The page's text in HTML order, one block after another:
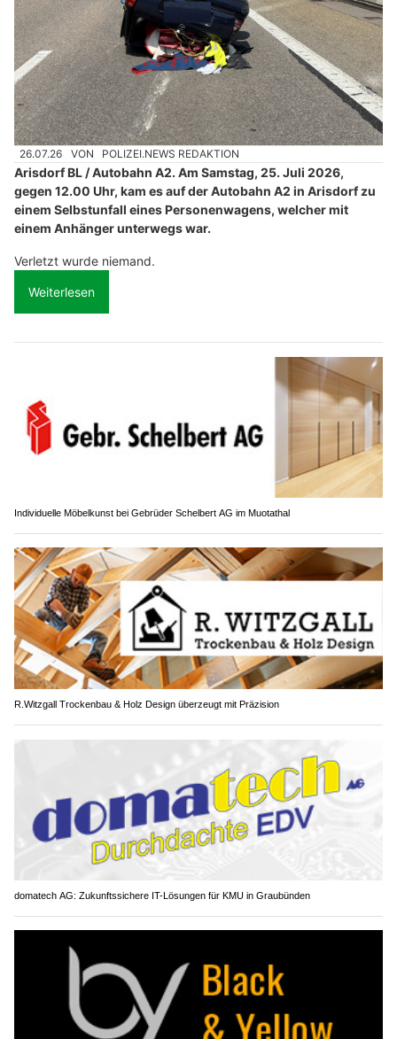
26.07.26 VON POLIZEI.NEWS REDAKTION
Arisdorf BL / Autobahn A2. Am Samstag, 25. Juli 2026,
gegen 12.00 Uhr, kam es auf der Autobahn A2 in Arisdorf zu
einem Selbstunfall eines Personenwagens, welcher mit
einem Anhänger unterwegs war.
Verletzt wurde niemand.
Weiterlesen
Individuelle Möbelkunst bei Gebrüder Schelbert AG im Muotathal
R.Witzgall Trockenbau & Holz Design überzeugt mit Präzision
domatech AG: Zukunftssichere IT-Lösungen für KMU in Graubünden